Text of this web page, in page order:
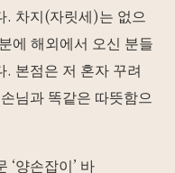
. 차지(자릿세)는 없으
에 해외에서 오신 분들
. 본점은 저 혼자 꾸려
님과 똑같은 따뜻함으
‘양손잡이’ 바